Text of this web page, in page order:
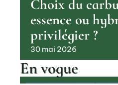
Choix du
essence ou
privilégier ?
30 mai 2026
En vogue